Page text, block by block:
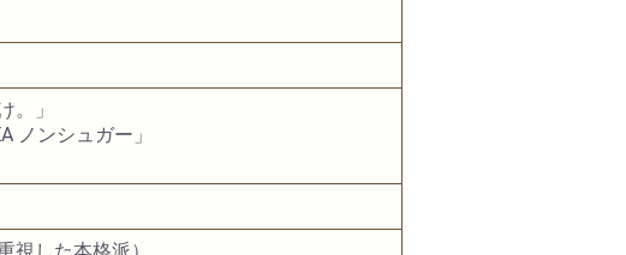
。」
ノンシュガー」